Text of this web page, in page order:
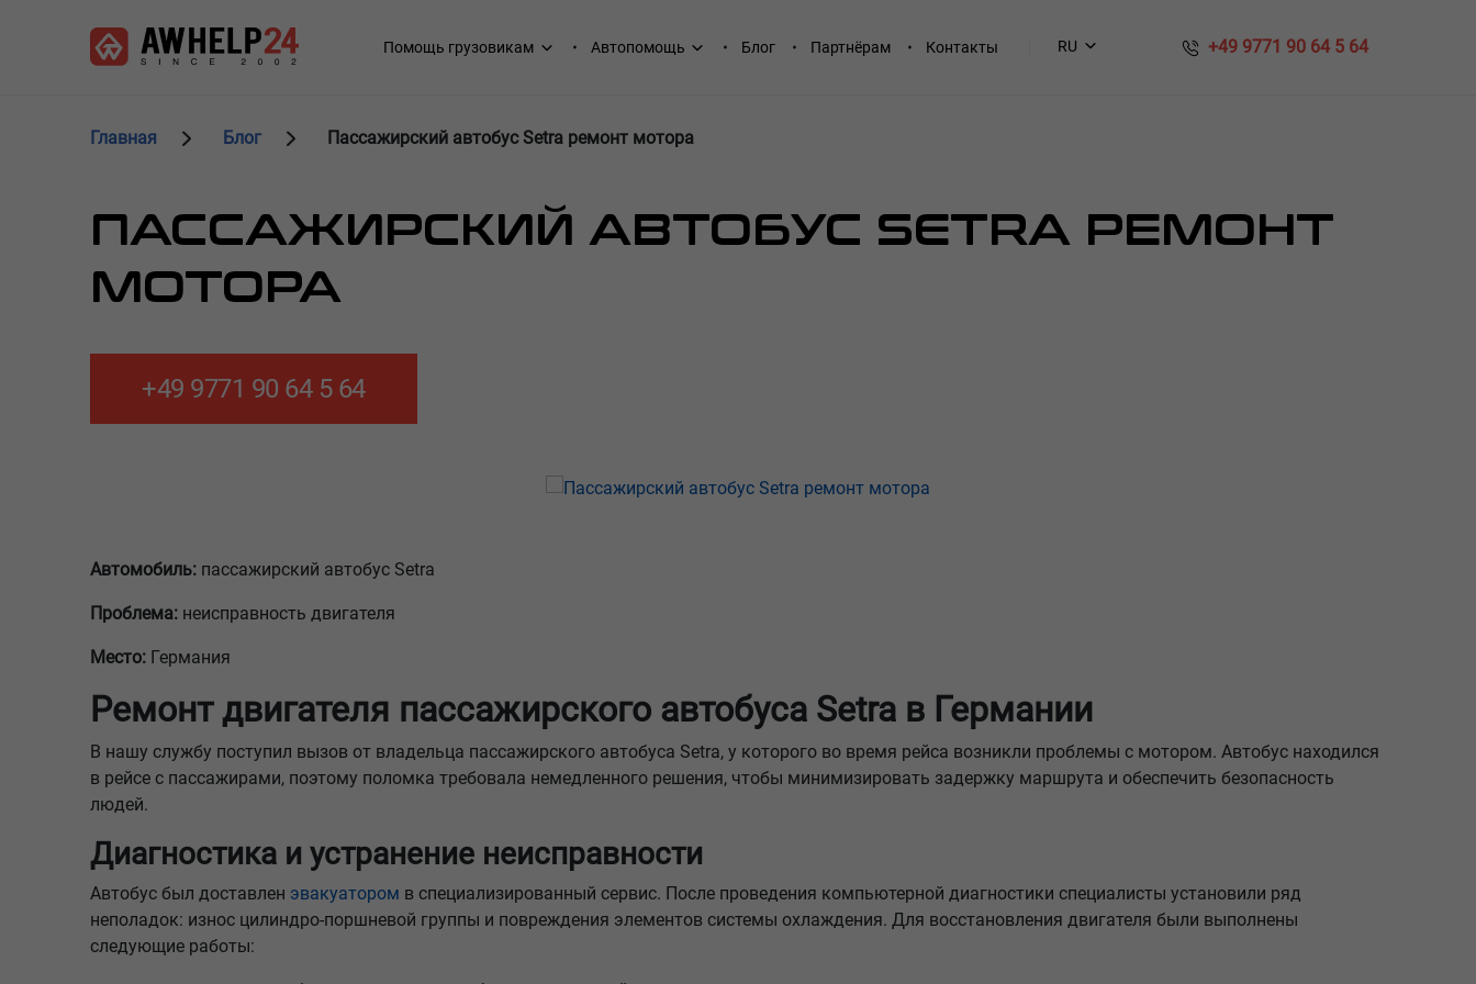
Main
Помощь грузовикам Автопомощь Блог Партнёрам Контакты RU ​​ +49 9771 90 64 5 64
Главная Блог Пассажирский автобус Setra ремонт мотора
ПАССАЖИРСКИЙ АВТОБУС SETRA РЕМОНТ
МОТОРА
+49 9771 90 64 5 64
Автомобиль: пассажирский автобус Setra
Проблема: неисправность двигателя
Место: Германия
Ремонт двигателя пассажирского автобуса Setra в Германии
В нашу службу поступил вызов от владельца пассажирского автобуса Setra, у которого во время рейса возникли проблемы с мотором. Автобус находился
в рейсе с пассажирами, поэтому поломка требовала немедленного решения, чтобы минимизировать задержку маршрута и обеспечить безопасность
людей.
Диагностика и устранение неисправности
Автобус был доставлен эвакуатором в специализированный сервис. После проведения компьютерной диагностики специалисты установили ряд
неполадок: износ цилиндро-поршневой группы и повреждения элементов системы охлаждения. Для восстановления двигателя были выполнены
следующие работы: